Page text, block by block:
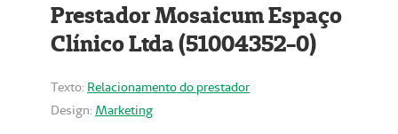
Prestador Mosaicum Espaço
Clínico Ltda (51004352-0)
Texto: Relacionamento do prestador
Design: Marketing